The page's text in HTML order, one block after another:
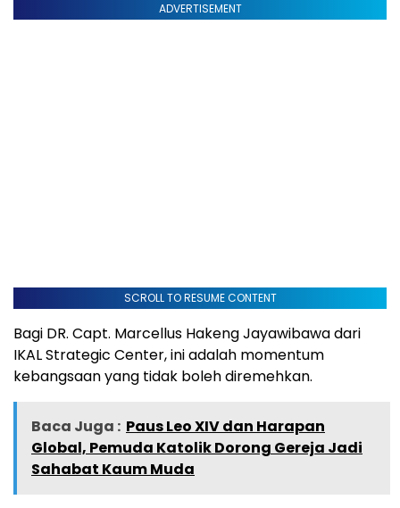
ADVERTISEMENT
SCROLL TO RESUME CONTENT
Bagi DR. Capt. Marcellus Hakeng Jayawibawa dari
IKAL Strategic Center, ini adalah momentum
kebangsaan yang tidak boleh diremehkan.
Baca Juga : Paus Leo XIV dan Harapan
Global, Pemuda Katolik Dorong Gereja Jadi
Sahabat Kaum Muda